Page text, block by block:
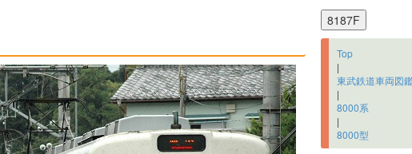
Top
|
東武鉄道車両図
|
8000系
|
8000型